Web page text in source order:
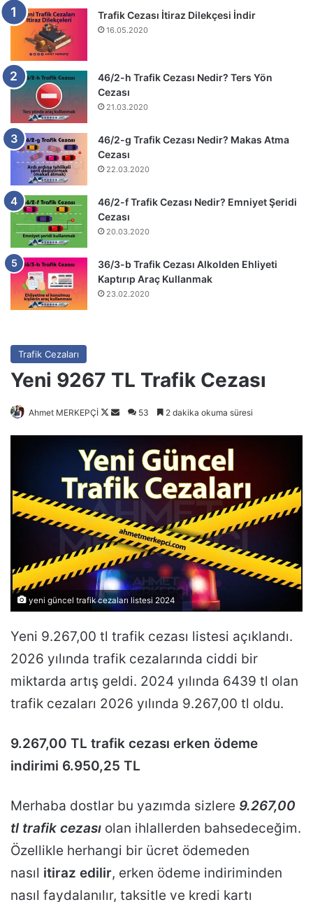
Trafik Cezası İtiraz Dilekçesi İndir
16.05.2020
46/2-h Trafik Cezası Nedir? Ters Yön
Cezası
21.03.2020
46/2-g Trafik Cezası Nedir? Makas Atma
Cezası
22.03.2020
46/2-f Trafik Cezası Nedir? Emniyet Şeridi
Cezası
20.03.2020
36/3-b Trafik Cezası Alkolden Ehliyeti
Kaptırıp Araç Kullanmak
23.02.2020